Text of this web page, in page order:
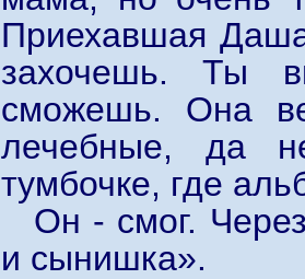
Приехавшая
захочешь. Ты
сможешь. Она
лечебные, да
тумбочке, где
Он - смог.
и сынишка».